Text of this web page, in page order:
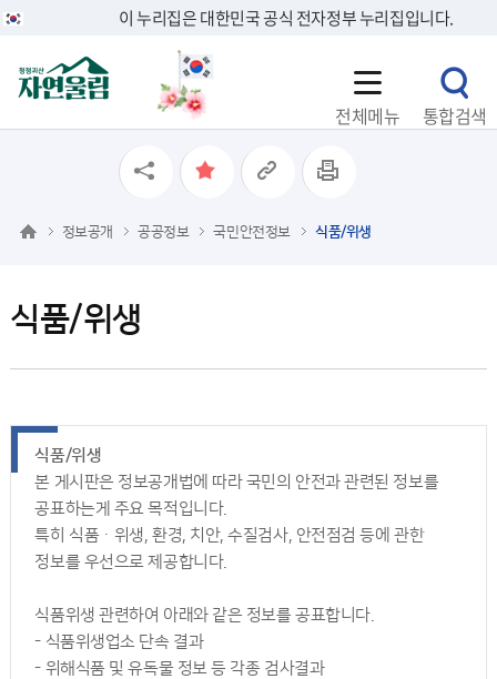
이 누리집은 대한민국 공식 전자정부 누리집입니다.
전체메뉴 통합검색
식품/위생
정보공개 공공정보 국민안전정보 식품/위생
식품/위생
본 게시판은 정보공개법에 따라 국민의 안전과 관련된 정보를
공표하는게 주요 목적입니다.
특히 식품ㆍ위생, 환경, 치안, 수질검사, 안전점검 등에 관한
정보를 우선으로 제공합니다.
식품위생 관련하여 아래와 같은 정보를 공표합니다.
- 식품위생업소 단속 결과
- 위해식품 및 유독물 정보 등 각종 검사결과